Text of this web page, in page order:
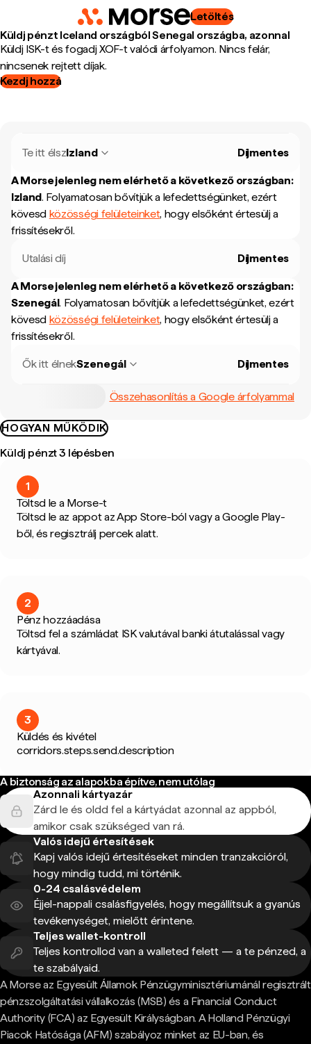
Letöltés
Küldj pénzt Iceland országból Senegal országba, azonnal
Küldj ISK-t és fogadj XOF-t valódi árfolyamon. Nincs felár,
nincsenek rejtett díjak.
Kezdj hozzá
Te itt élszIzland Díjmentes
A Morse jelenleg nem elérhető a következő országban:
Izland. Folyamatosan bővítjük a lefedettségünket, ezért
kövesd közösségi felületeinket, hogy elsőként értesülj a
frissítésekről.
Utalási díj Díjmentes
A Morse jelenleg nem elérhető a következő országban:
Szenegál. Folyamatosan bővítjük a lefedettségünket, ezért
kövesd közösségi felületeinket, hogy elsőként értesülj a
frissítésekről.
Ők itt élnekSzenegál Díjmentes
Összehasonlítás a Google árfolyammal
HOGYAN MŰKÖDIK
Küldj pénzt 3 lépésben
1
Töltsd le a Morse-t
Töltsd le az appot az App Store-ból vagy a Google Play-
ből, és regisztrálj percek alatt.
2
Pénz hozzáadása
Töltsd fel a számládat ISK valutával banki átutalással vagy
kártyával.
3
Küldés és kivétel
corridors.steps.send.description
A biztonság az alapokba építve, nem utólag
Azonnali kártyazár
Zárd le és oldd fel a kártyádat azonnal az appból,
amikor csak szükséged van rá.
Valós idejű értesítések
Kapj valós idejű értesítéseket minden tranzakcióról,
hogy mindig tudd, mi történik.
0-24 csalásvédelem
Éjjel-nappali csalásfigyelés, hogy megállítsuk a gyanús
tevékenységet, mielőtt érintene.
Teljes wallet-kontroll
Teljes kontrollod van a walleted felett — a te pénzed, a
te szabályaid.
A Morse az Egyesült Államok Pénzügyminisztériumánál regisztrált
pénzszolgáltatási vállalkozás (MSB) és a Financial Conduct
Authority (FCA) az Egyesült Királyságban. A Holland Pénzügyi
Piacok Hatósága (AFM) szabályoz minket az EU-ban, és